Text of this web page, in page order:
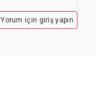
Yorum için giriş yapın